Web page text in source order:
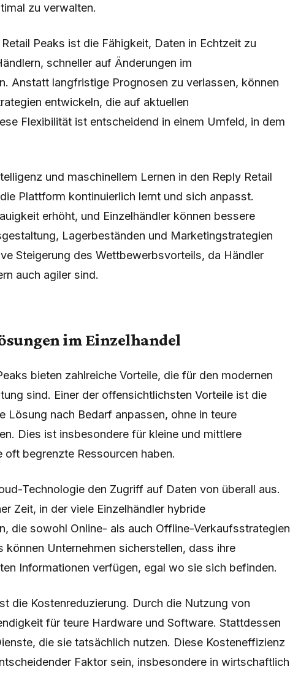
zu verwalten.
Peaks ist die Fähigkeit, Daten in Echtzeit zu
schneller auf Änderungen im
Anstatt langfristige Prognosen zu verlassen, können
entwickeln, die auf aktuellen
Flexibilität ist entscheidend in einem Umfeld, in dem
und maschinellem Lernen in den Reply Retail
Plattform kontinuierlich lernt und sich anpasst.
erhöht, und Einzelhändler können bessere
Lagerbeständen und Marketingstrategien
Steigerung des Wettbewerbsvorteils, da Händler
auch agiler sind.
im Einzelhandel
bieten zahlreiche Vorteile, die für den modernen
sind. Einer der offensichtlichsten Vorteile ist die
Lösung nach Bedarf anpassen, ohne in teure
Dies ist insbesondere für kleine und mittlere
oft begrenzte Ressourcen haben.
Technologie den Zugriff auf Daten von überall aus.
Zeit, in der viele Einzelhändler hybride
die sowohl Online- als auch Offline-Verkaufsstrategien
können Unternehmen sicherstellen, dass ihre
Informationen verfügen, egal wo sie sich befinden.
die Kostenreduzierung. Durch die Nutzung von
für teure Hardware und Software. Stattdessen
die sie tatsächlich nutzen. Diese Kosteneffizienz
Faktor sein, insbesondere in wirtschaftlich